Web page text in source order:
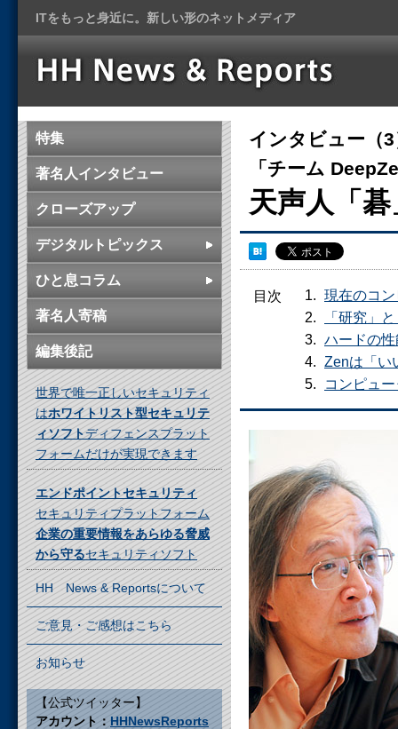
ITをもっと身近に。新しい形のネットメディア
特集
著名人インタビュー
クローズアップ
デジタルトピックス
ひと息コラム
著名人寄稿
編集後記
世界で唯一正しいセキュリティ
はホワイトリスト型セキュリテ
ィソフトディフェンスプラット
フォームだけが実現できます
エンドポイントセキュリティ
セキュリティプラットフォーム
企業の重要情報をあらゆる脅威
から守るセキュリティソフト
HH News & Reportsについて
ご意見・ご感想はこちら
お知らせ
【公式ツイッター】
アカウント： HHNewsReports
インタビュー（3
「チーム
天声人「
目次
現在のコ
「研究」
ハードの
Zenは「い
コンピュ